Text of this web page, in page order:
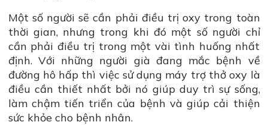
Một số người sẽ cần phải điều trị oxy trong toàn
thời gian, nhưng trong khi đó một số người chỉ
cần phải điều trị trong một vài tình huống nhất
định. Với những người già đang mắc bệnh về
đường hô hấp thì việc sử dụng máy trợ thở oxy là
điều cần thiết nhất bởi nó giúp duy trì sự sống,
làm chậm tiến triển của bệnh và giúp cải thiện
sức khỏe cho bệnh nhân.